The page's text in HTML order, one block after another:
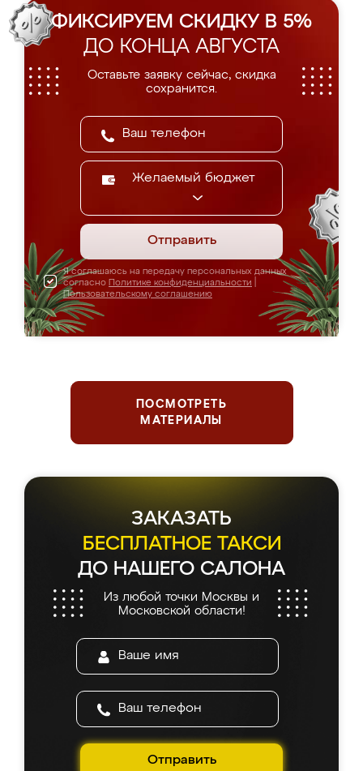
ФИКСИРУЕМ СКИДКУ В 5%
ДО КОНЦА АВГУСТА
Оставьте заявку сейчас, скидка
сохранится.
Желаемый бюджет
Отправить
Я соглашаюсь на передачу персональных данных
согласно Политике конфиденциальности
Пользовательскому соглашению
ПОСМОТРЕТЬ
МАТЕРИАЛЫ
ЗАКАЗАТЬ
БЕСПЛАТНОЕ ТАКСИ
ДО НАШЕГО САЛОНА
Из любой точки Москвы и
Московской области!
Отправить